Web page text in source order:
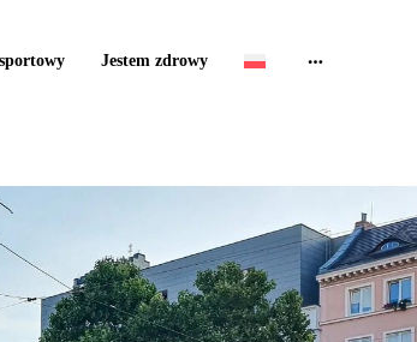
Jestem zdrowy